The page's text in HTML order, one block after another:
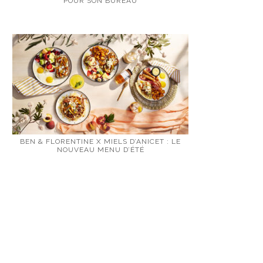
BEN & FLORENTINE X MIELS D’ANICET : LE
NOUVEAU MENU D’ÉTÉ